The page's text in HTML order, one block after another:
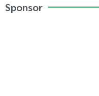
Sponsor